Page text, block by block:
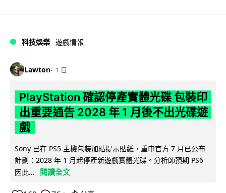
科技娛樂 遊戲情報
Lawton 1 日
PlayStation 確認停產實體光碟 包裝印
出重要通告 2028 年 1 月後不出光碟遊
戲
Sony 已在 PS5 主機包裝加貼提示貼紙，重申官方 7 月已公布
計劃：2028 年 1 月起停產新遊戲實體光碟。分析師預期 PS6
因此...
閱讀全文